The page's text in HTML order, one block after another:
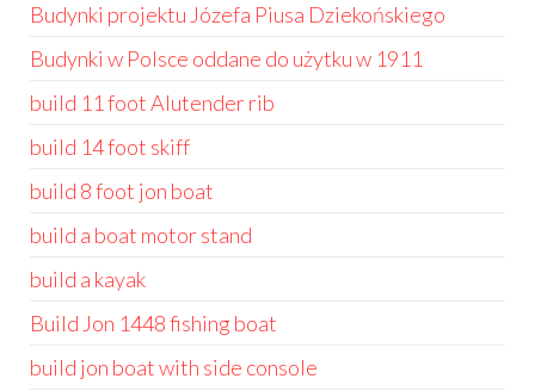
Budynki projektu Józefa Piusa Dziekońskiego
Budynki w Polsce oddane do użytku w 1911
build 11 foot Alutender rib
build 14 foot skiff
build 8 foot jon boat
build a boat motor stand
build a kayak
Build Jon 1448 fishing boat
build jon boat with side console